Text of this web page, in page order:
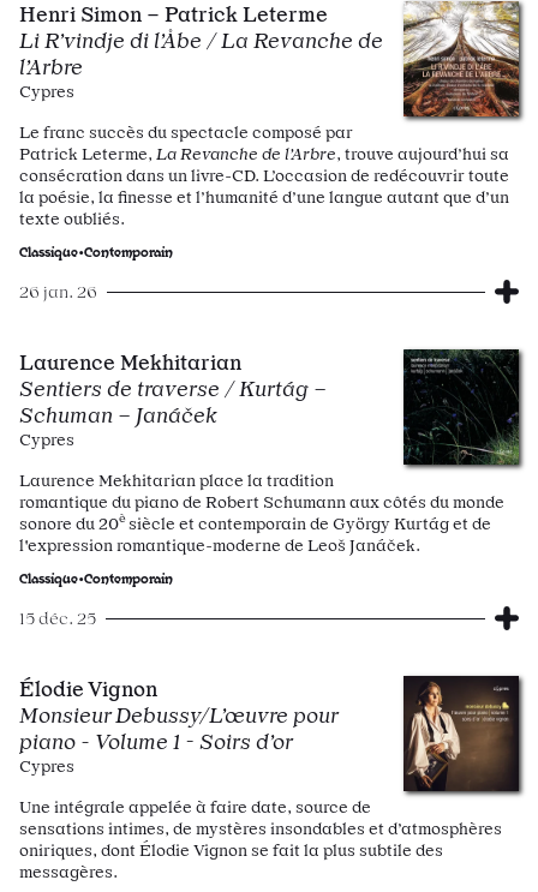
Henri Simon – Patrick Leterme
Li R’vindje di l’Åbe / La Revanche de
l’Arbre
Cypres
Le franc succès du spectacle composé par
Patrick Leterme, La Revanche de l’Arbre, trouve aujourd’hui sa
consécration dans un livre-CD. L’occasion de redécouvrir toute
la poésie, la finesse et l’humanité d’une langue autant que d’un
texte oubliés.
Classique•Contemporain
26 jan. 26
Laurence Mekhitarian
Sentiers de traverse / Kurtág –
Schuman – Janáček
Cypres
Laurence Mekhitarian place la tradition
romantique du piano de Robert Schumann aux côtés du monde
sonore du 20èsiècle et contemporain de György Kurtág et de
l'expression romantique-moderne de Leoš Janáček.
Classique•Contemporain
15 déc. 25
Élodie Vignon
Monsieur Debussy/L’œuvre pour
piano - Volume 1 - Soirs d’or
Cypres
Une intégrale appelée à faire date, source de
sensations intimes, de mystères insondables et d’atmosphères
oniriques, dont Élodie Vignon se fait la plus subtile des
messagères.